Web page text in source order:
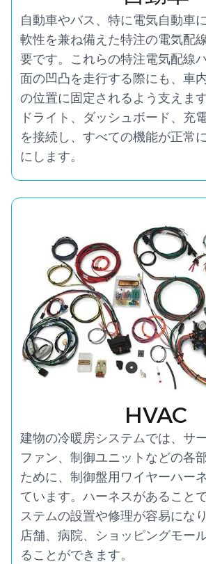
自動車やバス、特に電気自動車
軟性を兼ね備えた特注の電気配
要です。これらの特注電気配線
面の凹凸を走行する際にも、車
の位置に固定されるよう支えま
ドライト、ダッシュボード、充
を接続し、すべての機能が正常
にします。
HVAC
建物の冷暖房システムでは、サ
ファン、制御ユニットなどの各
ために、制御盤用ワイヤーハー
ています。ハーネスがあること
ステムの設置や修理が容易にな
店舗、病院、ショッピングモー
ることができます。